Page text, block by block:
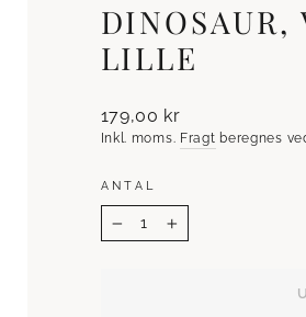
DINOSAUR,
LILLE
Normalpris
179,00 kr
Inkl. moms. Fragt beregnes
ANTAL